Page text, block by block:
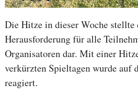
Die Hitze in dieser Woche stellte
Herausforderung für alle
Organisatoren dar. Mit einer
verkürzten Spieltagen wurde auf
reagiert.